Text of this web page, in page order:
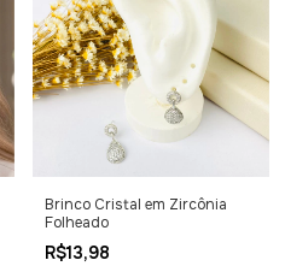
Brinco Cristal em Zircônia
Folheado
R$13,98